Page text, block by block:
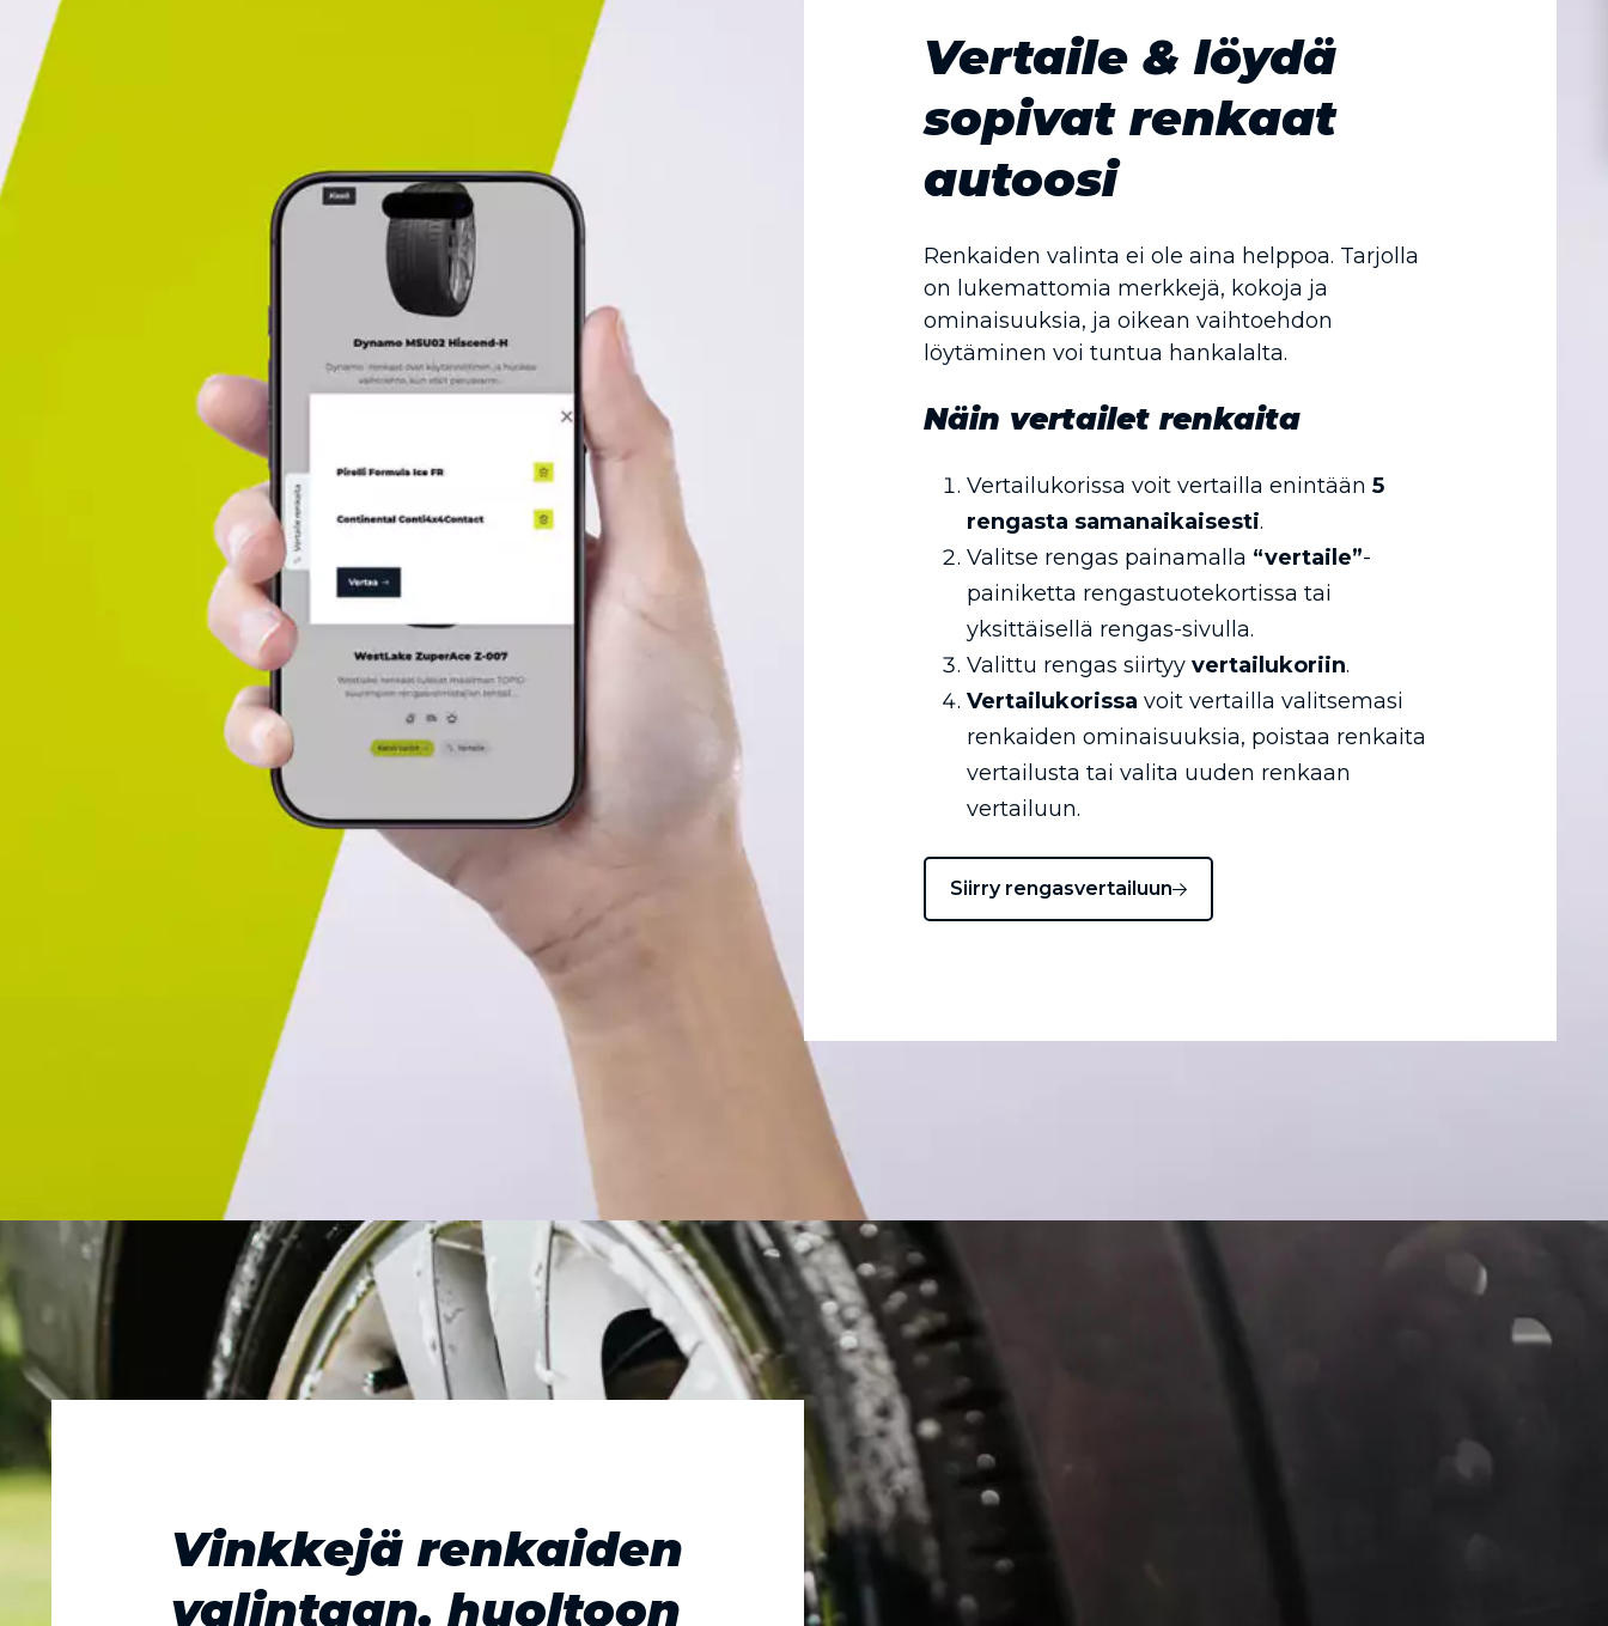
Vertaile & löydä
sopivat renkaat
autoosi
Renkaiden valinta ei ole aina helppoa. Tarjolla
on lukemattomia merkkejä, kokoja ja
ominaisuuksia, ja oikean vaihtoehdon
löytäminen voi tuntua hankalalta.
Näin vertailet renkaita
Vertailukorissa voit vertailla enintään 5
rengasta samanaikaisesti.
Valitse rengas painamalla “vertaile”-
painiketta rengastuotekortissa tai
yksittäisellä rengas-sivulla.
Valittu rengas siirtyy vertailukoriin.
Vertailukorissa voit vertailla valitsemasi
renkaiden ominaisuuksia, poistaa renkaita
vertailusta tai valita uuden renkaan
vertailuun.
Siirry rengasvertailuun
Vinkkejä renkaiden
valintaan, huoltoon